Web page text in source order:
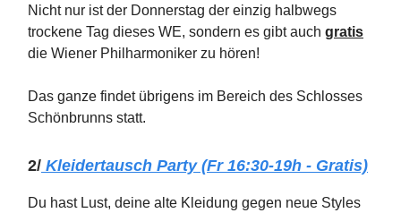
Nicht nur ist der Donnerstag der einzig halbwegs
trockene Tag dieses WE, sondern es gibt auch gratis
die Wiener Philharmoniker zu hören!
Das ganze findet übrigens im Bereich des Schlosses
Schönbrunns statt.
2/ Kleidertausch Party (Fr 16:30-19h - Gratis)
Du hast Lust, deine alte Kleidung gegen neue Styles